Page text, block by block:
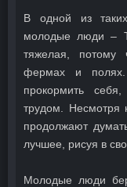
В одной из
молодые люди –
тяжелая, потому
фермах и
прокормить
трудом. Несмотря
продолжают
лучшее, рисуя в
Молодые люди